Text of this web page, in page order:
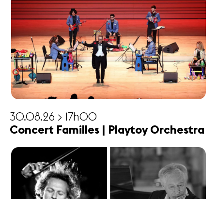
30.08.26 > 17h00
Concert Familles | Playtoy Orchestra